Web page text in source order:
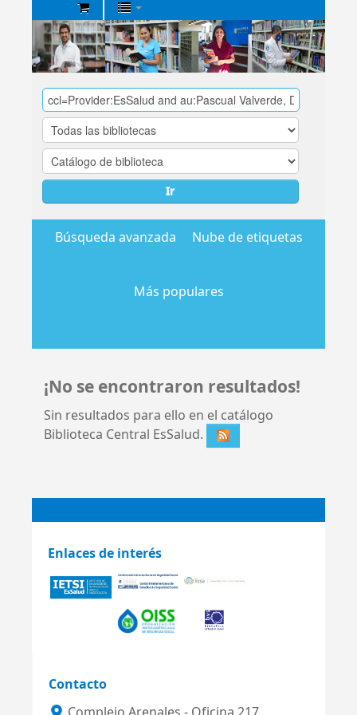
Biblioteca
Central
EsSalud
Ir
Búsqueda avanzada Nube de etiquetas
Más populares
¡No se encontraron resultados!
Sin resultados para ello en el catálogo
Biblioteca Central EsSalud.
Enlaces de interés
Contacto